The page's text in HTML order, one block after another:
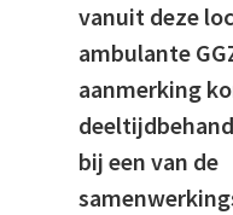
vanuit deze
ambulante
aanmerking
bij een van de